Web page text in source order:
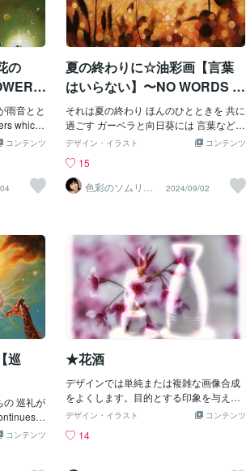
の
雨音とと
which
コンテンツ
夏の終わりに☆油彩画【言葉
はいらない】〜NO WORDS N
EEDED〜
それは夏の終わり ほんのひとときを 共に
過ごす ガーベラと向日葵には 言葉などい
らない It's being trusted so between the s
eeded.完成度75%段階完成度50%段階
コンテンツ
デザイン・イラスト
15
色彩のソムリエ
（画家）
2024/09/02
巡
の 巡礼が
in
and plant
らから
コンテンツ
★花酒
デザインでは単純または複雑な画像合成
をよくします。目的とする印象を与える
ために、現実の枠を飛び越えて非現実的
いろいろデザイン／花酒／合成デザイン
コンテンツ
デザイン・イラスト
14